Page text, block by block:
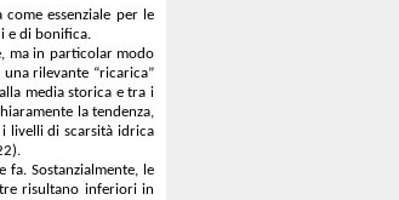
essenziale per le
e di bonifica.
ma in particolar modo
rilevante “ricarica”
media storica e tra i
la tendenza,
livelli di scarsità idrica
fa. Sostanzialmente, le
risultano inferiori in